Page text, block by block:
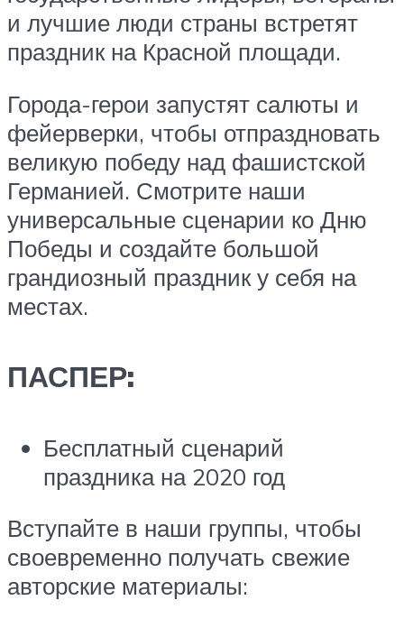
и лучшие люди страны встретят
праздник на Красной площади.
Города-герои запустят салюты и
фейерверки, чтобы отпраздновать
великую победу над фашистской
Германией. Смотрите наши
универсальные сценарии ко Дню
Победы и создайте большой
грандиозный праздник у себя на
местах.
ПАСПЕР:
Бесплатный сценарий
праздника на 2020 год
Вступайте в наши группы, чтобы
своевременно получать свежие
авторские материалы: